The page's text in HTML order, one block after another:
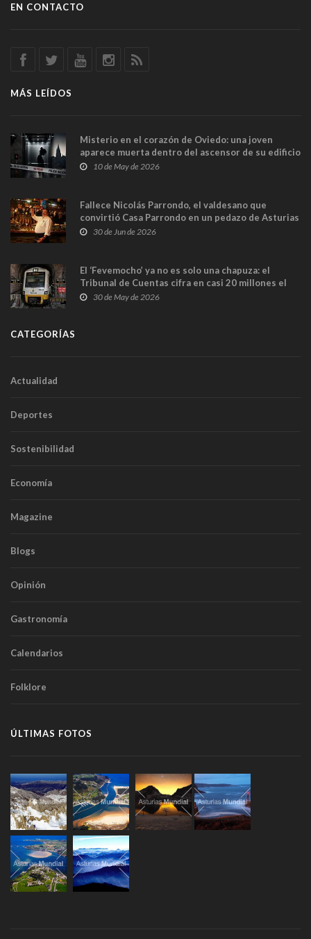
EN CONTACTO
MÁS LEÍDOS
Misterio en el corazón de Oviedo: una joven
aparece muerta dentro del ascensor de su edificio
y las cámaras captan sus últimos minutos
10 de May de 2026
Fallece Nicolás Parrondo, el valdesano que
convirtió Casa Parrondo en un pedazo de Asturias
en Madrid
30 de Jun de 2026
El ‘Fevemocho’ ya no es solo una chapuza: el
Tribunal de Cuentas cifra en casi 20 millones el
sobrecoste de los trenes que no cabían por los
30 de May de 2026
CATEGORÍAS
Actualidad
Deportes
Sostenibilidad
Economía
Magazine
Blogs
Opinión
Gastronomía
Calendarios
Folklore
ÚLTIMAS FOTOS